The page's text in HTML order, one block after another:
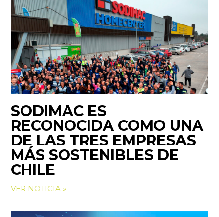
SODIMAC ES
RECONOCIDA COMO UNA
DE LAS TRES EMPRESAS
MÁS SOSTENIBLES DE
CHILE
VER NOTICIA »